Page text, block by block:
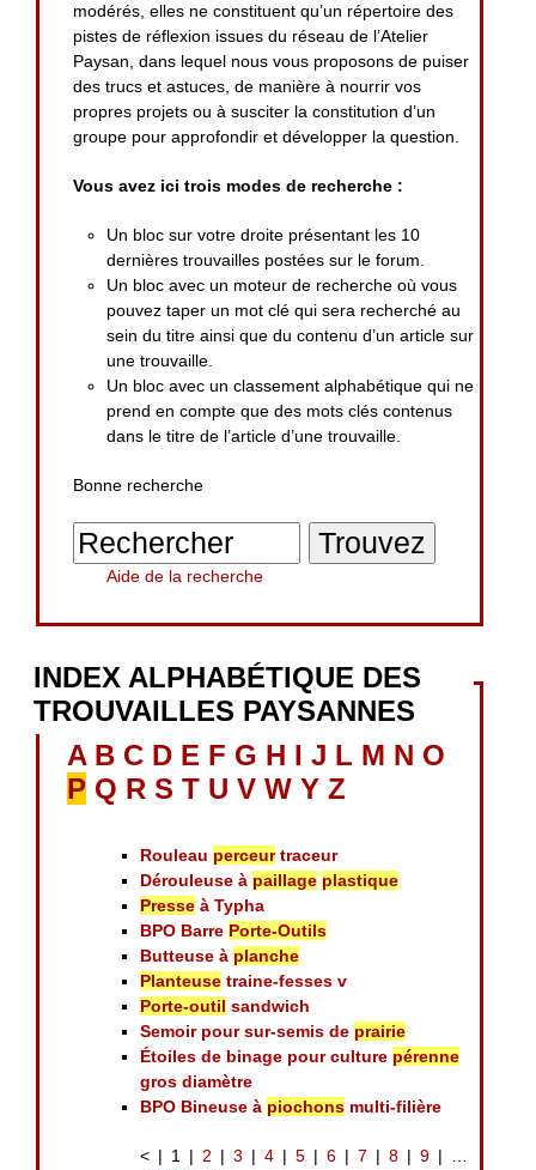
modérés, elles ne constituent qu’un répertoire des
pistes de réflexion issues du réseau de l’Atelier
Paysan, dans lequel nous vous proposons de puiser
des trucs et astuces, de manière à nourrir vos
propres projets ou à susciter la constitution d’un
groupe pour approfondir et développer la question.
Vous avez ici trois modes de recherche :
Un bloc sur votre droite présentant les 10
dernières trouvailles postées sur le forum.
Un bloc avec un moteur de recherche où vous
pouvez taper un mot clé qui sera recherché au
sein du titre ainsi que du contenu d’un article sur
une trouvaille.
Un bloc avec un classement alphabétique qui ne
prend en compte que des mots clés contenus
dans le titre de l’article d’une trouvaille.
Bonne recherche
Aide de la recherche
INDEX ALPHABÉTIQUE DES
TROUVAILLES PAYSANNES
A B C D E F G H I J L M N O
P Q R S T U V W Y Z
Rouleau perceurtraceur
Dérouleuse à paillage plastique
Presse à Typha
BPO Barre Porte-Outils
Butteuse à planche
Planteuse traine-fesses v
Porte-outil sandwich
Semoir pour sur-semis de prairie
Étoiles de binage pour culture pérenne
gros diamètre
BPO Bineuse à piochons multi-filière
< 1 2 3 4 5 6 7 8 9
…